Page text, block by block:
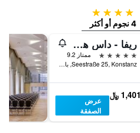
4 نجوم
4 نجوم أو أكثر
ريفا - داس هوتيل آم بودينسي
5 نجوم
ممتاز 9.2
Seestraße 25, Konstanz, بادن - فورتمبيرغ, ألمانيا
1,401 ﷼
عرض
الصفقة